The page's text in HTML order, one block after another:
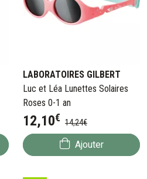
LABORATOIRES GILBERT
Luc et Léa Lunettes Solaires
Roses 0-1 an
12,10€ 14,24€
Ajouter